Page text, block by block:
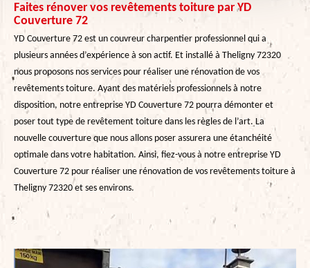
Faites rénover vos revêtements toiture par YD
Couverture 72
YD Couverture 72 est un couvreur charpentier professionnel qui a
plusieurs années d’expérience à son actif. Et installé à Theligny 72320
nous proposons nos services pour réaliser une rénovation de vos
revêtements toiture. Ayant des matériels professionnels à notre
disposition, notre entreprise YD Couverture 72 pourra démonter et
poser tout type de revêtement toiture dans les règles de l’art. La
nouvelle couverture que nous allons poser assurera une étanchéité
optimale dans votre habitation. Ainsi, fiez-vous à notre entreprise YD
Couverture 72 pour réaliser une rénovation de vos revêtements toiture à
Theligny 72320 et ses environs.